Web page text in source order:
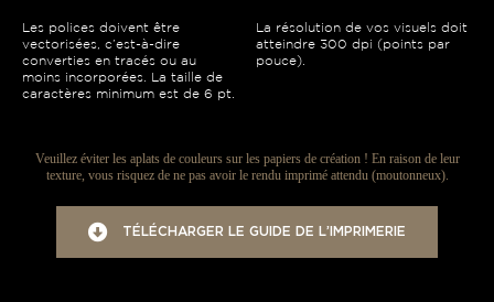
Les polices doivent être
vectorisées, c’est-à-dire
converties en tracés ou au
moins incorporées. La taille de
caractères minimum est de 6 pt.
La résolution de vos visuels doit
atteindre 300 dpi (points par
pouce).
Veuillez éviter les aplats de couleurs sur les papiers de création ! En raison de leur
texture, vous risquez de ne pas avoir le rendu imprimé attendu (moutonneux).
TÉLÉCHARGER LE GUIDE DE L’IMPRIMERIE